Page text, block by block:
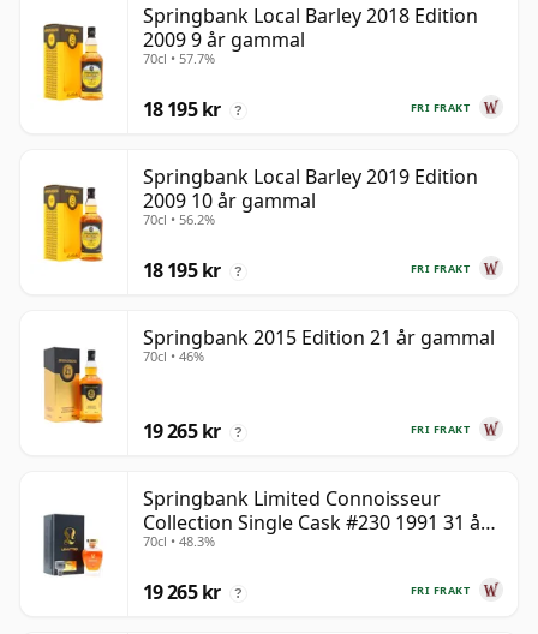
Springbank Local Barley 2018 Edition
2009 9 år gammal
70cl • 57.7%
FRI FRAKT
18 195 kr ?
Springbank Local Barley 2019 Edition
2009 10 år gammal
70cl • 56.2%
FRI FRAKT
18 195 kr ?
Springbank 2015 Edition 21 år gammal
70cl • 46%
FRI FRAKT
19 265 kr ?
Springbank Limited Connoisseur
Collection Single Cask #230 1991 31 år
gammal
70cl • 48.3%
FRI FRAKT
19 265 kr ?